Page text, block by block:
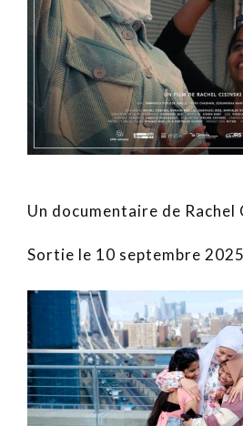
Un documentaire de Rachel
Sortie le 10 septembre 2025